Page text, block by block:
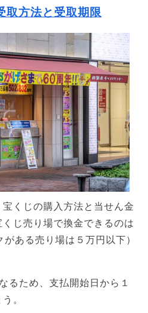
取方法と受取期限
くじの購入方法と当せん金
じ売り場で換金できるのは
ある売り場は５万円以下）
るため、支払開始日から１
。